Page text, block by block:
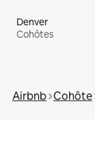
Denver
Cohôtes
Airbnb Cohôte